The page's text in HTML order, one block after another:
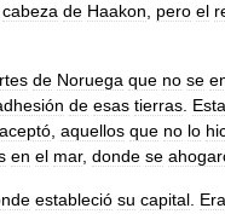
cabeza de Haakon, pero el
de Noruega que no se
de esas tierras.
aceptó, aquellos que no lo
en el mar, donde se
estableció su capital. Era